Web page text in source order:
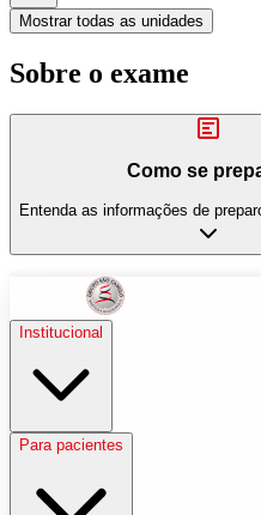
Mostrar todas as unidades
Sobre o exame
Como se
Entenda as informações de
Institucional
Para pacientes